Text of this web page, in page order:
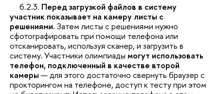
6.2.3. Перед загрузкой файлов в систему
участник показывает на камеру листы с
решениями. Затем листы с решениями нужно
сфотографировать при помощи телефона или
отсканировать, используя сканер, и загрузить в
систему. Участники олимпиады могут использовать
телефон, подключенный в качестве второй
камеры — для этого достаточно свернуть браузер с
прокторингом на телефоне, доступ к тесту при этом